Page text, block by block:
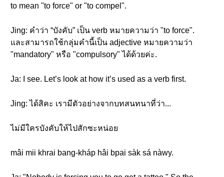
to mean "to force" or "to compel".
Jing: คำว่า “บังคับ” เป็น verb หมายความว่า "to force".
และสามารถใช้กลุ่มคำนี้เป็น adjective หมายความว่า
"mandatory" หรือ "compulsory" ได้ด้วยค่ะ.
Ja: I see. Let’s look at how it’s used as a verb first.
Jing: ได้สิคะ เรามีตัวอย่างจากบทสนทนาที่ว่า...
ไม่มีใครบังคับให้ไปสักซะหน่อย
mâi mii khrai bang-kháp hâi bpai sàk sá nàwy.